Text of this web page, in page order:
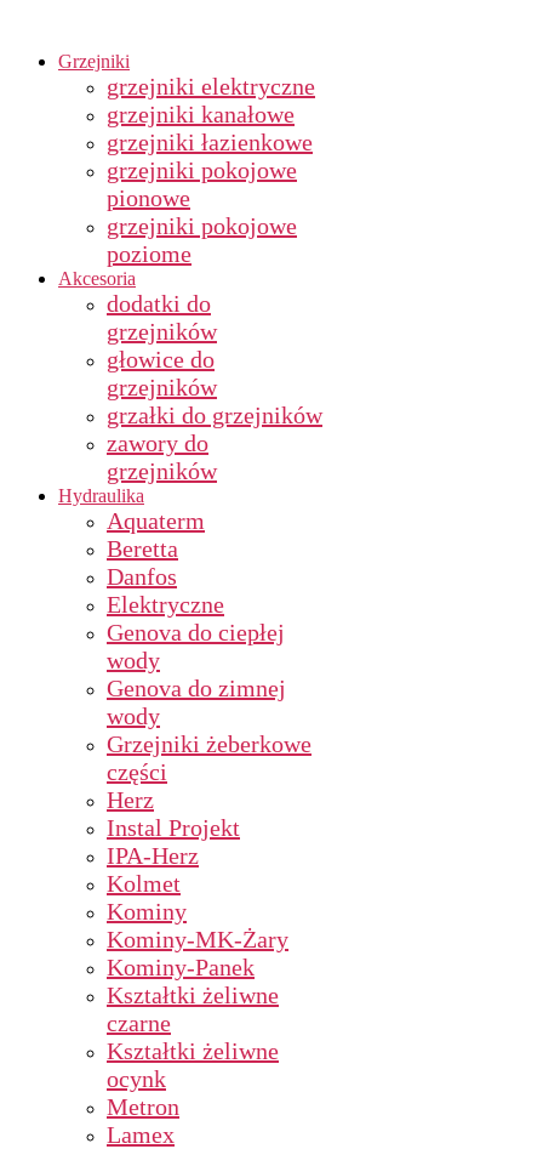
Grzejniki
grzejniki elektryczne
grzejniki kanałowe
grzejniki łazienkowe
grzejniki pokojowe
pionowe
grzejniki pokojowe
poziome
Akcesoria
dodatki do
grzejników
głowice do
grzejników
grzałki do grzejników
zawory do
grzejników
Hydraulika
Aquaterm
Beretta
Danfos
Elektryczne
Genova do ciepłej
wody
Genova do zimnej
wody
Grzejniki żeberkowe
części
Herz
Instal Projekt
IPA-Herz
Kolmet
Kominy
Kominy-MK-Żary
Kominy-Panek
Kształtki żeliwne
czarne
Kształtki żeliwne
ocynk
Metron
Lamex